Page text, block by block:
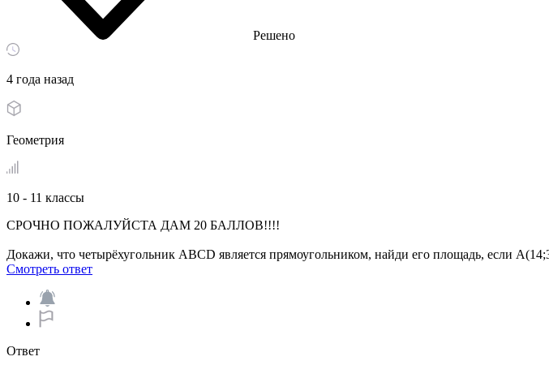
Решено
4 года назад
Геометрия
10 - 11 классы
СРОЧНО ПОЖАЛУЙСТА ДАМ 20 БАЛЛОВ!!!!
Докажи, что четырёхугольник ABCD является прямоугольником, найди его площадь, если
Смотреть ответ
Ответ